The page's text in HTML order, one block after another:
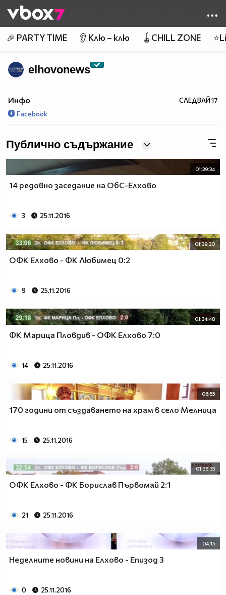
👾
🎉 PARTY TIME 👂 Клю – клю 🪀CHILL ZONE
elhovonews
Инфо СЛЕДВАЙ17
Facebook
Публично съдържание
01:39:34
14 редовно заседание на ОбС-Елхово
3 25.11.2016
01:39:30
ОФК Елхово - ФК Любимец 0:2
9 25.11.2016
01:34:48
ФК Марица Пловдив - ОФК Елхово 7:0
14 25.11.2016
06:55
170 години от създаването на храм в село Мелница
15 25.11.2016
01:38:33
ОФК Елхово - ФК Борислав Първомай 2:1
21 25.11.2016
04:15
Неделните новини на Елхово - Епизод 3
0 25.11.2016